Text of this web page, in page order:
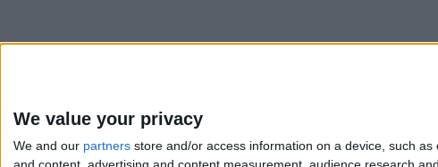
We value your privacy
We and our partners store and/or access information on a device, such